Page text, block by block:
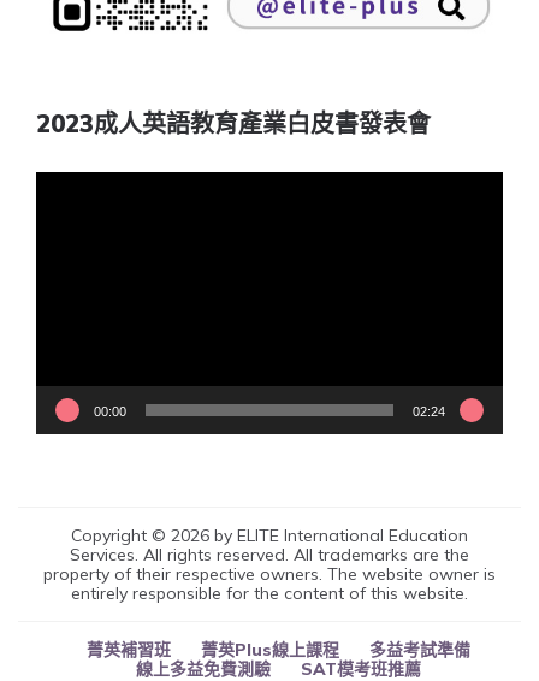
2023成人英語教育產業白皮書發表會
00:00 02:24
Copyright © 2026 by ELITE International Education
Services. All rights reserved. All trademarks are the
property of their respective owners. The website owner is
entirely responsible for the content of this website.
菁英補習班 菁英Plus線上課程
多益考試準備
線上多益免費測驗
SAT模考班推薦